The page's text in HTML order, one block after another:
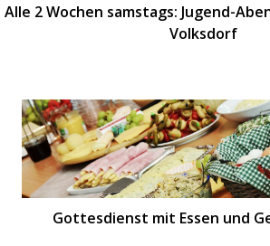
Alle 2 Wochen samstags: Jugend-
Volksdorf
Gottesdienst mit Essen und